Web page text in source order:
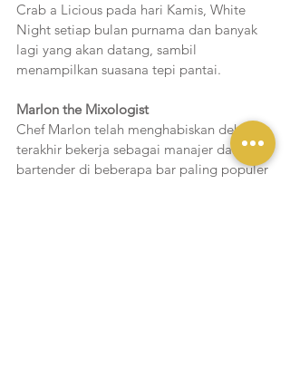
Crab a Licious pada hari Kamis, White
Night setiap bulan purnama dan banyak
lagi yang akan datang, sambil
menampilkan suasana tepi pantai.
Marlon the Mixologist
Chef Marlon telah menghabiskan dekade
terakhir bekerja sebagai manajer dan
bartender di beberapa bar paling populer